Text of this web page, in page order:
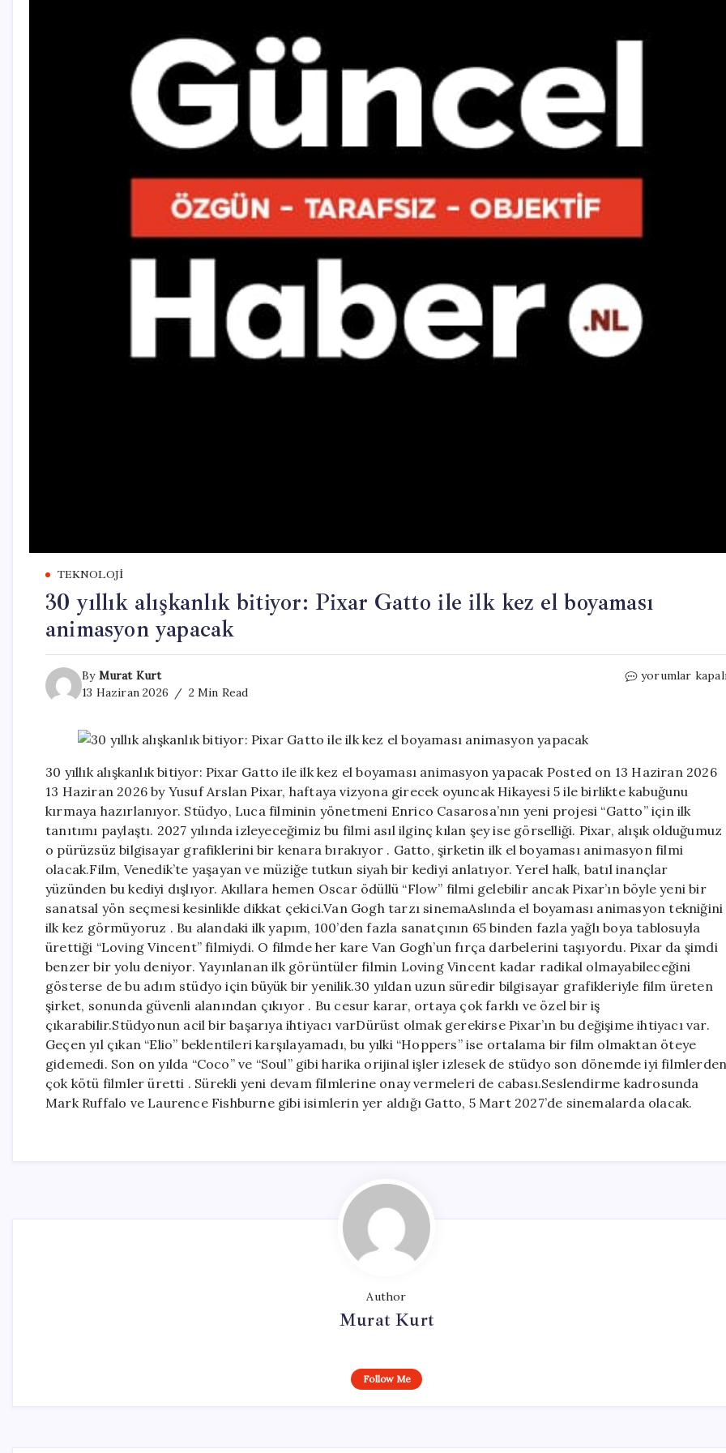
TEKNOLOJI
30 yıllık alışkanlık bitiyor: Pixar Gatto ile ilk kez el boyaması
animasyon yapacak
By Murat Kurt
13 Haziran 2026
2 Min Read
30
ile
ilk
kez
el
boyaması
animasyon
yapacak
için
yorumlar
30 yıllık alışkanlık bitiyor: Pixar Gatto ile ilk kez el boyaması animasyon yapacak Posted on 13 Haziran 2026
13 Haziran 2026 by Yusuf Arslan Pixar, haftaya vizyona girecek oyuncak Hikayesi 5 ile birlikte kabuğunu
kırmaya hazırlanıyor. Stüdyo, Luca filminin yönetmeni Enrico Casarosa’nın yeni projesi “Gatto” için ilk
tanıtımı paylaştı. 2027 yılında izleyeceğimiz bu filmi asıl ilginç kılan şey ise görselliği. Pixar, alışık olduğumuz
o pürüzsüz bilgisayar grafiklerini bir kenara bırakıyor . Gatto, şirketin ilk el boyaması animasyon filmi
olacak.Film, Venedik’te yaşayan ve müziğe tutkun siyah bir kediyi anlatıyor. Yerel halk, batıl inançlar
yüzünden bu kediyi dışlıyor. Akıllara hemen Oscar ödüllü “Flow” filmi gelebilir ancak Pixar’ın böyle yeni bir
sanatsal yön seçmesi kesinlikle dikkat çekici.Van Gogh tarzı sinemaAslında el boyaması animasyon tekniğini
ilk kez görmüyoruz . Bu alandaki ilk yapım, 100’den fazla sanatçının 65 binden fazla yağlı boya tablosuyla
ürettiği “Loving Vincent” filmiydi. O filmde her kare Van Gogh’un fırça darbelerini taşıyordu. Pixar da şimdi
benzer bir yolu deniyor. Yayınlanan ilk görüntüler filmin Loving Vincent kadar radikal olmayabileceğini
gösterse de bu adım stüdyo için büyük bir yenilik.30 yıldan uzun süredir bilgisayar grafikleriyle film üreten
şirket, sonunda güvenli alanından çıkıyor . Bu cesur karar, ortaya çok farklı ve özel bir iş
çıkarabilir.Stüdyonun acil bir başarıya ihtiyacı varDürüst olmak gerekirse Pixar’ın bu değişime ihtiyacı var.
Geçen yıl çıkan “Elio” beklentileri karşılayamadı, bu yılki “Hoppers” ise ortalama bir film olmaktan öteye
gidemedi. Son on yılda “Coco” ve “Soul” gibi harika orijinal işler izlesek de stüdyo son dönemde iyi
çok kötü filmler üretti . Sürekli yeni devam filmlerine onay vermeleri de cabası.Seslendirme kadrosunda
Mark Ruffalo ve Laurence Fishburne gibi isimlerin yer aldığı Gatto, 5 Mart 2027’de sinemalarda olacak.
Author
Murat Kurt
Follow Me